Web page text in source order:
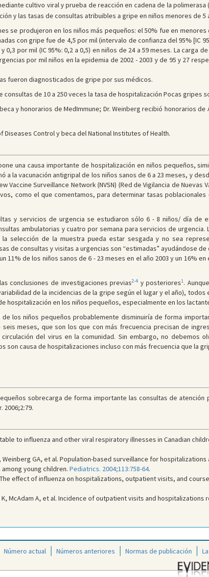
cultivo viral y prueba de reacción en cadena de la polimerasa
y las tasas de consultas atribuibles a gripe en niños menores de 5
se produjeron en los niños más pequeños: el 50% fue en
con gripe fue de 4,5 por mil (intervalo de confianza del 95% [IC
0,3 por mil (IC 95%: 0,2 a 0,5) en niños de 24 a 59 meses. La carga
por mil niños en la epidemia de 2002 - 2003 y de 95 y 27
fueron diagnosticados de gripe por sus médicos.
de 10 a 250 veces la tasa de hospitalización Pocas gripes
y honorarios de MedImmune; Dr. Weinberg recibió honorarios de
Control y beca del National Institutes of Health.
una causa importante de hospitalización en niños pequeños,
a la vacunación antigripal de los niños sanos de 6 a 23 meses, y
Vaccine Surveillance Network (NVSN) (Red de Vigilancia de Nuevas
como el que comentamos, para determinar tasas
y servicios de urgencia se estudiaron sólo 6 - 8 niños/ día de
ambulatorias y cuatro por semana para servicios de urgencia.
selección de la muestra pueda estar sesgada y no sea
de consultas y visitas a urgencias son “estimadas” ayudándose
de los niños sanos de 6 - 23 meses en el año 2003 y un 16% en
conclusiones de investigaciones previas2-4 y posteriores1.
de la incidencias de la gripe según el lugar y el año), todos
hospitalización en los niños pequeños, especialmente en los
de los niños pequeños probablemente disminuiría de forma
meses, que son los que con más frecuencia precisan de
del virus en la comunidad. Sin embargo, no debemos
causa de hospitalizaciones incluso con más frecuencia que la
sobrecarga de forma importante las consultas de
2006;2:79.
to influenza and other viral respiratory illnesses in Canadian
Weinberg GA, et al. Population-based surveillance for
young children. Pediatrics. 2004;113:758-64.
The effect of influenza on hospitalizations, outpatient visits, and
K, McAdam A, et al. Incidence of outpatient visits and
Número actual Números anteriores Normas de publicación